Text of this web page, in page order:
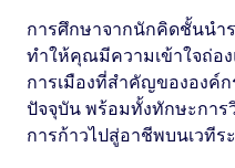
การศึกษาจากนักคิดชั้นนำ
ทำให้คุณมีความเข้าใจถ่อ
การเมืองที่สำคัญขององค์
ปัจจุบัน พร้อมทั้งทักษะการ
การก้าวไปสู่อาชีพบนเวทีร